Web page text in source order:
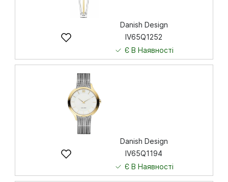
Danish Design
IV65Q1252
Є В Наявності
Danish Design
IV65Q1194
Є В Наявності